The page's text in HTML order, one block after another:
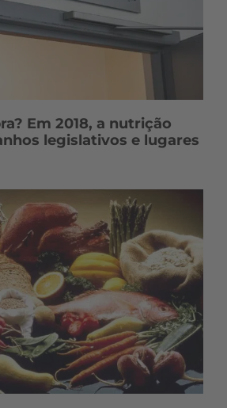
Em 2018, a nutrição
legislativos e lugares